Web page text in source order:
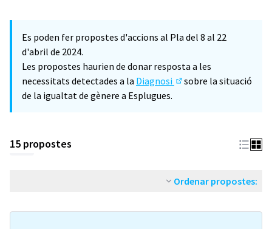
Es poden fer propostes d'accions al Pla del 8 al 22
d'abril de 2024.
Les propostes haurien de donar resposta a les
necessitats detectades a la Diagnosi
sobre la situació
de la igualtat de gènere a Esplugues.
15 propostes
Ordenar propostes: